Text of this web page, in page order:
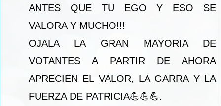
ANTES QUE TU EGO Y ESO SE
VALORA Y MUCHO!!!
OJALA LA GRAN MAYORIA DE
VOTANTES A PARTIR DE AHORA
APRECIEN EL VALOR, LA GARRA Y LA
FUERZA DE PATRICIA💪💪💪.